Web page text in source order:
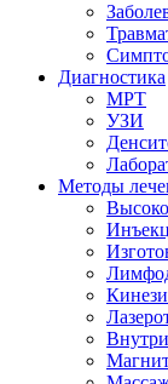
Диагностика
МРТ
УЗИ
Методы